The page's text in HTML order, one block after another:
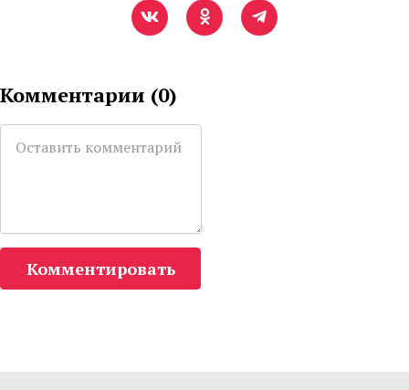
Комментарии (0)
Комментировать